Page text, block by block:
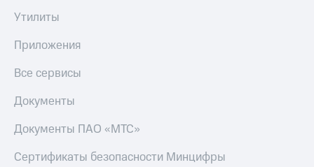
Утилиты
Приложения
Все сервисы
Документы
Документы ПАО «МТС»
Сертификаты безопасности Минцифры